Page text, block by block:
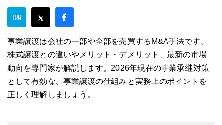
事業譲渡は会社の一部や全部を売買するM&A手法です。
株式譲渡との違いやメリット・デメリット、最新の市場
動向を専門家が解説します。2026年現在の事業承継対策
として有効な、事業譲渡の仕組みと実務上のポイントを
正しく理解しましょう。